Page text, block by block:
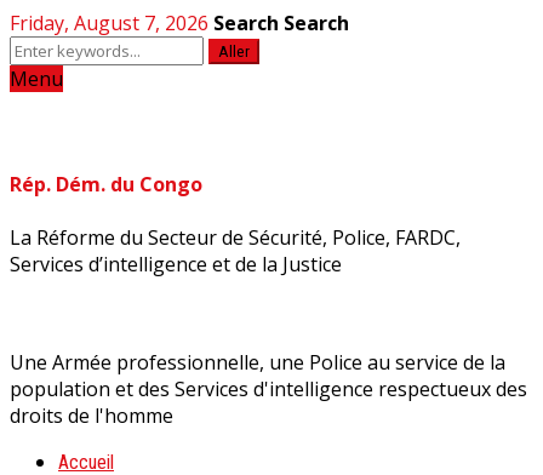
Friday, August 7, 2026 Search Search
Aller
Menu
Rép. Dém. du Congo
La Réforme du Secteur de Sécurité, Police, FARDC,
Services d’intelligence et de la Justice
Une Armée professionnelle, une Police au service de la
population et des Services d'intelligence respectueux des
droits de l'homme
Accueil